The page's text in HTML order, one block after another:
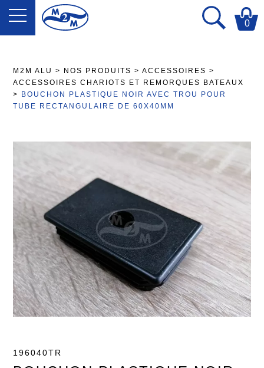
0
M2M ALU > NOS PRODUITS >ACCESSOIRES>
ACCESSOIRES CHARIOTS ET REMORQUES BATEAUX
>
BOUCHON PLASTIQUE NOIR AVEC TROU POUR
TUBE RECTANGULAIRE DE 60X40MM
196040TR